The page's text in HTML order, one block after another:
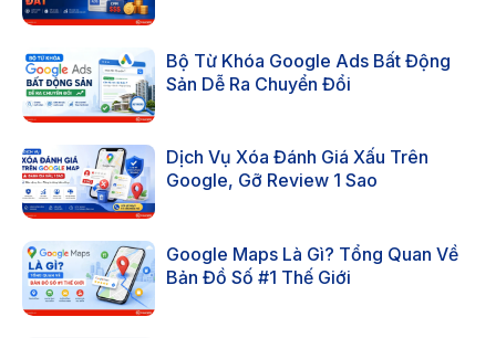
Bộ Từ Khóa Google Ads Bất Động
Sản Dễ Ra Chuyển Đổi
Dịch Vụ Xóa Đánh Giá Xấu Trên
Google, Gỡ Review 1 Sao
Google Maps Là Gì? Tổng Quan Về
Bản Đồ Số #1 Thế Giới